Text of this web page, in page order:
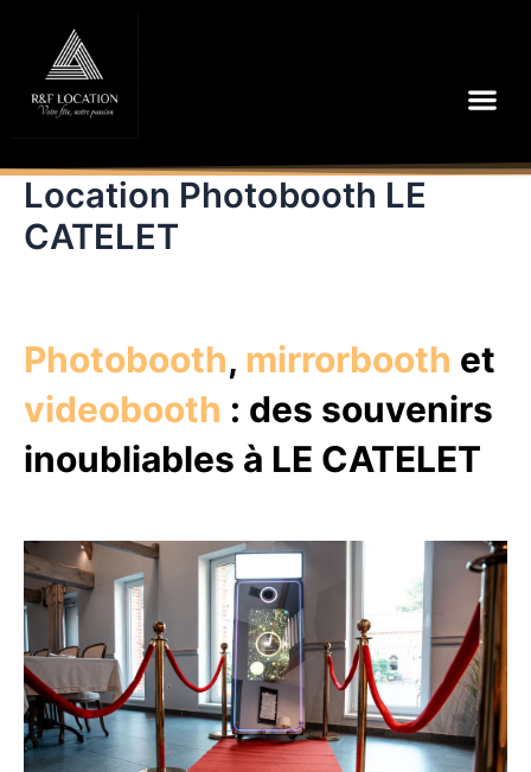
contenu
Location Photobooth LE
CATELET
Photobooth, mirrorbooth et
videobooth : des souvenirs
inoubliables à LE CATELET